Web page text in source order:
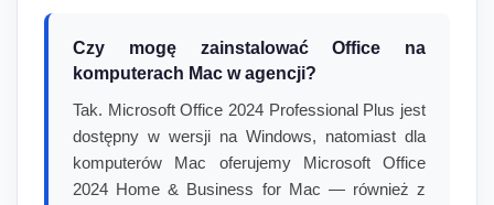
Czy mogę zainstalować Office na
komputerach Mac w agencji?
Tak. Microsoft Office 2024 Professional Plus jest
dostępny w wersji na Windows, natomiast dla
komputerów Mac oferujemy Microsoft Office
2024 Home & Business for Mac — również z